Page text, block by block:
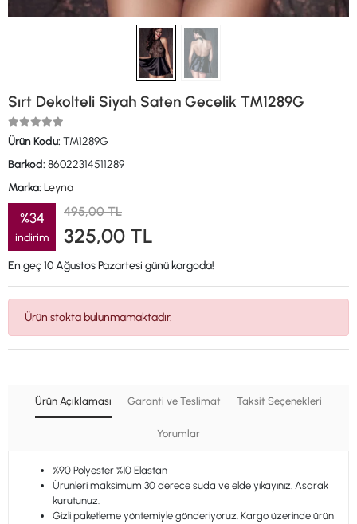
Sırt Dekolteli Siyah Saten Gecelik TM1289G
Ürün Kodu: TM1289G
Barkod: 86022314511289
Marka: Leyna
%34
indirim
495,00 TL
325,00 TL
En geç 10 Ağustos Pazartesi günü kargoda!
Ürün stokta bulunmamaktadır.
Ürün Açıklaması Garanti ve Teslimat Taksit Seçenekleri
Yorumlar
%90 Polyester %10 Elastan
Ürünleri maksimum 30 derece suda ve elde yıkayınız. Asarak
kurutunuz.
Gizli paketleme yöntemiyle gönderiyoruz. Kargo üzerinde ürün